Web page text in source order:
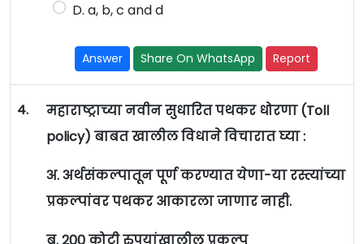
D. a, b, c and d
Answer Share On WhatsApp Report
4.
महाराष्ट्राच्या नवीन सुधारित पथकर धोरणा (Toll
policy) बाबत खालील विधाने विचारात घ्या :
अ. अर्थसंकल्पातून पूर्ण करण्यात येणा-या रस्त्यांच्या
प्रकल्पांवर पथकर आकारला जाणार नाही.